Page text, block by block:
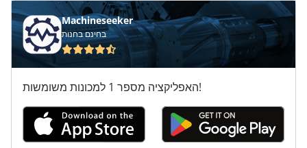
Schaeff
Stahl Falz
Steinemann
Stoll
Traenklein
Machineseeker
בחינם בחנות
האפליקציה מספר 1 למכונות משומשות!